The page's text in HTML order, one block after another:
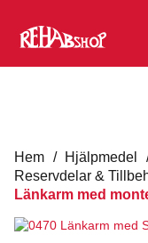
Hem / Hjälpmedel
Reservdelar &
Länkarm med